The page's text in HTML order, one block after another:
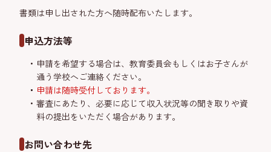
書類は申し出された方へ随時配布いたします。
申込方法等
申請を希望する場合は、教育委員会もしくはお子さんが
通う学校へご連絡ください。
申請は随時受付しております。
審査にあたり、必要に応じて収入状況等の聞き取りや資
料の提出をいただく場合があります。
お問い合わせ先